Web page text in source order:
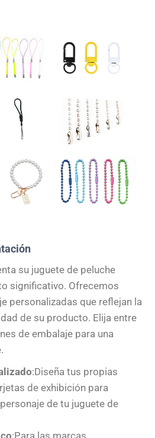
su juguete de peluche
significativo. Ofrecemos
personalizadas que reflejan la
de su producto. Elija entre
de embalaje para una
:Diseña tus propias
de exhibición para
de tu juguete de